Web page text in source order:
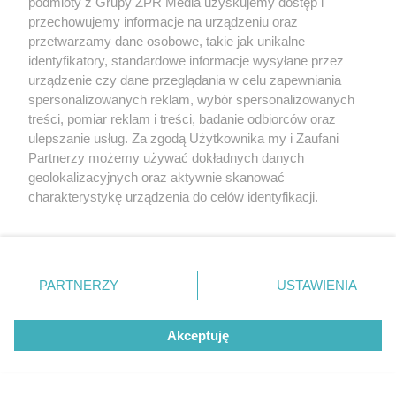
dodatki w świetnych cenach
ZOBACZ WIĘCEJ
przechowujemy informacje na urządzeniu oraz
przetwarzamy dane osobowe, takie jak unikalne
identyfikatory, standardowe informacje wysyłane przez
urządzenie czy dane przeglądania w celu zapewniania
spersonalizowanych reklam, wybór spersonalizowanych
treści, pomiar reklam i treści, badanie odbiorców oraz
ulepszanie usług. Za zgodą Użytkownika my i Zaufani
Partnerzy możemy używać dokładnych danych
geolokalizacyjnych oraz aktywnie skanować
charakterystykę urządzenia do celów identyfikacji.
zmienić/wycofać klikając przycisk ustawień prywatności
znajdujący się w lewym dolnym rogu strony
rodzaje przetwarzania danych nie wymagają zgody
użytkownika, ale masz prawo sprzeciwić się takiemu
przetwarzaniu. Preferencje będą miały zastosowanie tylko
PARTNERZY USTAWIENIA
Akceptuję